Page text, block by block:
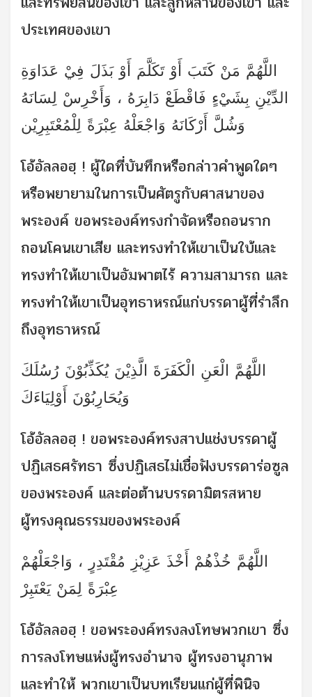
ประเทศของเขา
اللَّهُمَّ مَنْ كَتَبَ أَوْ تَكَلَّمَ أَوْ بَذَلَ فِيْ عَدَاوَةِ
الدِّيْنِ بِشَيْءٍ فَاقْطَعْ دَابِرَهُ ، وَأَخْرِسْ لِسَانَهُ
وَشُلَّ أَرْكَانَهُ وَاجْعَلْهُ عِبْرَةً لِلْمُعْتَبِرِيْن
โอ้อัลลอฮฺ ! ผู้ใดที่บันทึกหรือกล่าวคำพูดใดๆ
หรือพยายามในการเป็นศัตรูกับศาสนาของ
พระองค์ ขอพระองค์ทรงกำจัดหรือถอนราก
ถอนโคนเขาเสีย และทรงทำให้เขาเป็นใบ้และ
ทรงทำให้เขาเป็นอัมพาตไร้ ความสามารถ และ
ทรงทำให้เขาเป็นอุทธาหรณ์แก่บรรดาผู้ที่รำลึก
ถึงอุทธาหรณ์
اللَّهُمَّ الْعَنِ الْكَفَرَةَ الَّذِيْنَ يُكَذِّبُوْنَ رُسُلَكَ
وَيُحَارِبُوْنَ أَوْلِيَاءَكَ
โอ้อัลลอฮฺ ! ขอพระองค์ทรงสาปแช่งบรรดาผู้
ปฏิเสธศรัทธา ซึ่งปฏิเสธไม่เชื่อฟังบรรดาร่อซูล
ของพระองค์ และต่อต้านบรรดามิตรสหาย
ผู้ทรงคุณธรรมของพระองค์
اللَّهُمَّ خُذْهُمْ أَخْذَ عَزِيْزِ مُقْتَدِرٍ ، وَاجْعَلْهُمْ
عِبْرَةً لِمَنْ يَعْتَبِرْ
โอ้อัลลอฮฺ ! ขอพระองค์ทรงลงโทษพวกเขา ซึ่ง
การลงโทษแห่งผู้ทรงอำนาจ ผู้ทรงอานุภาพ
และทำให้ พวกเขาเป็นบทเรียนแก่ผู้ที่พินิจ